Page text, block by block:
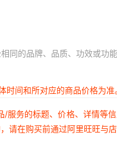
同的品牌、品质、功效或功能
间和所对应的商品价格为准
务的标题、价格、详情等
在购买前通过阿里旺旺与